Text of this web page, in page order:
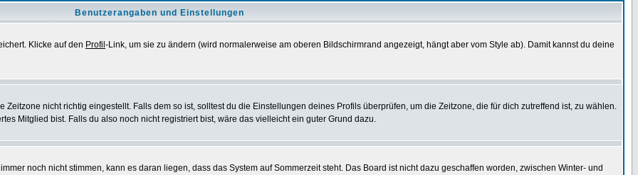
Benutzerangaben und Einstellungen
Klicke auf den Profil -Link, um sie zu ändern (wird normalerweise am oberen Bildschirmrand angezeigt, hängt aber vom Style ab). Damit kannst du deine
nicht richtig eingestellt. Falls dem so ist, solltest du die Einstellungen deines Profils überprüfen, um die Zeitzone, die für dich zutreffend ist, zu wählen.
Mitglied bist. Falls du also noch nicht registriert bist, wäre das vielleicht ein guter Grund dazu.
noch nicht stimmen, kann es daran liegen, dass das System auf Sommerzeit steht. Das Board ist nicht dazu geschaffen worden, zwischen Winter- und